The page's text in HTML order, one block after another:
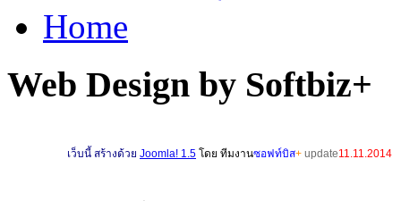
Home
Web Design by Softbiz+
เว็บนี้ สร้างด้วย Joomla! 1.5 โดย ทีมงานซอฟท์บิส+ update11.11.2014